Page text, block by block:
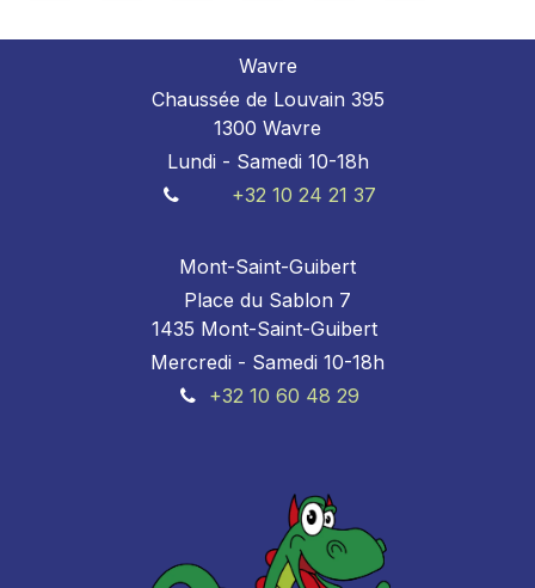
Wavre
Chaussée de Louvain 395
1300 Wavre
Lundi - Samedi 10-18h
+32 10 24 21 37
Mont-Saint-Guibert
Place du Sablon 7
1435 Mont-Saint-Guibert
Mercredi - Samedi 10-18h
+32 10 60 48 29